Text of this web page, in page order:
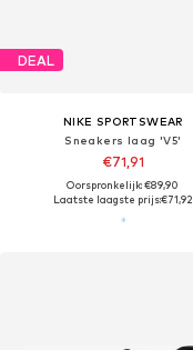
DEAL
NIKE SPORTSWEAR
Sneakers laag 'V5'
€71,91
Oorspronkelijk: €89,90
Laatste laagste prijs:€71,92